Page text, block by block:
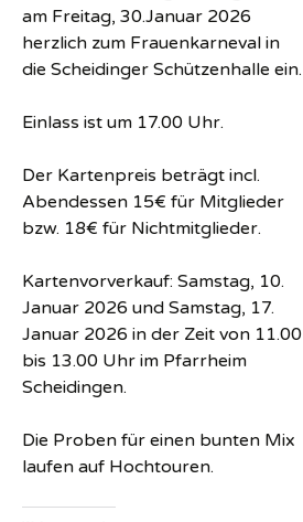
am Freitag, 30.Januar 2026
herzlich zum Frauenkarneval in
die Scheidinger Schützenhalle ein.
Einlass ist um 17.00 Uhr.
Der Kartenpreis beträgt incl.
Abendessen 15€ für Mitglieder
bzw. 18€ für Nichtmitglieder.
Kartenvorverkauf: Samstag, 10.
Januar 2026 und Samstag, 17.
Januar 2026 in der Zeit von 11.00
bis 13.00 Uhr im Pfarrheim
Scheidingen.
Die Proben für einen bunten Mix
laufen auf Hochtouren.